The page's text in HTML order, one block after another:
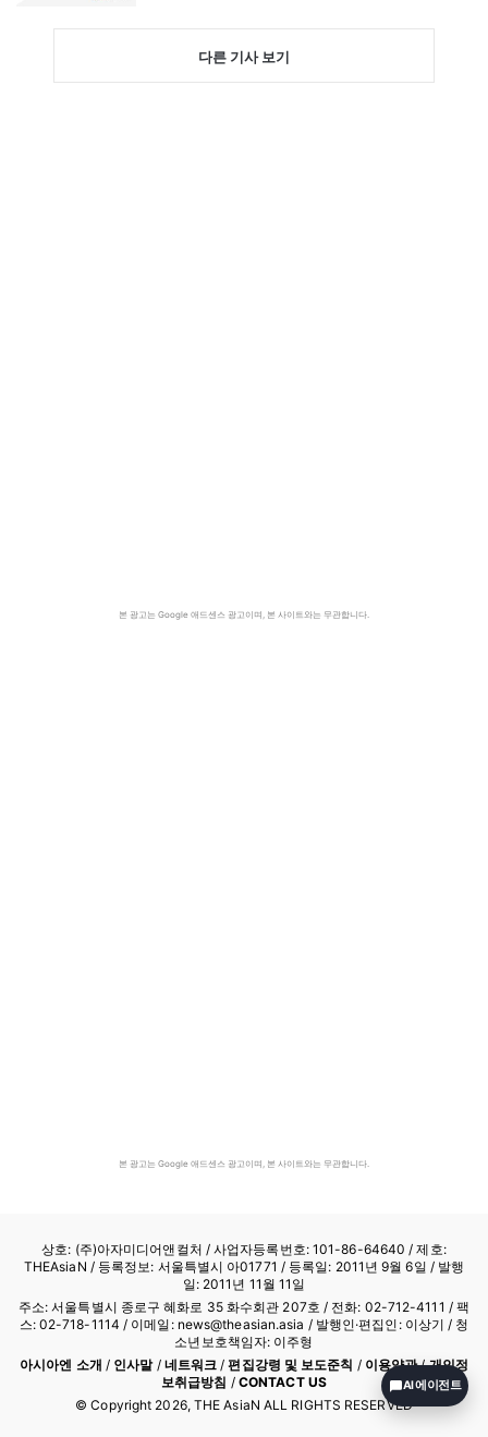
다른 기사 보기
본 광고는 Google 애드센스 광고이며, 본 사이트와는 무관합니다.
본 광고는 Google 애드센스 광고이며, 본 사이트와는 무관합니다.
상호: (주)아자미디어앤컬처 /사업자등록번호: 101-86-64640 / 제호:
THEAsiaN / 등록정보: 서울특별시 아01771 / 등록일: 2011년 9월 6일 / 발행
일: 2011년 11월 11일
주소: 서울특별시 종로구 혜화로 35 화수회관 207호 / 전화: 02-712-4111 / 팩
스: 02-718-1114 / 이메일: news@theasian.asia / 발행인·편집인: 이상기 / 청
소년보호책임자: 이주형
아시아엔 소개 / 인사말/ 네트워크 /편집강령 및 보도준칙 / 이용약관/개인정
보취급방침 / CONTACT US
© Copyright 2026, THE AsiaN ALL RIGHTS RESERVED
AI 에이전트